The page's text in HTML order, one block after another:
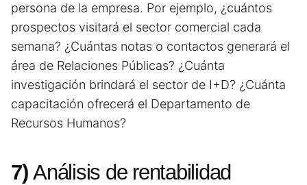
persona de la empresa. Por ejemplo, ¿cuántos
prospectos visitará el sector comercial cada
semana? ¿Cuántas notas o contactos generará el
área de Relaciones Públicas? ¿Cuánta
investigación brindará el sector de I+D? ¿Cuánta
capacitación ofrecerá el Departamento de
Recursos Humanos?
7)Análisis de rentabilidad